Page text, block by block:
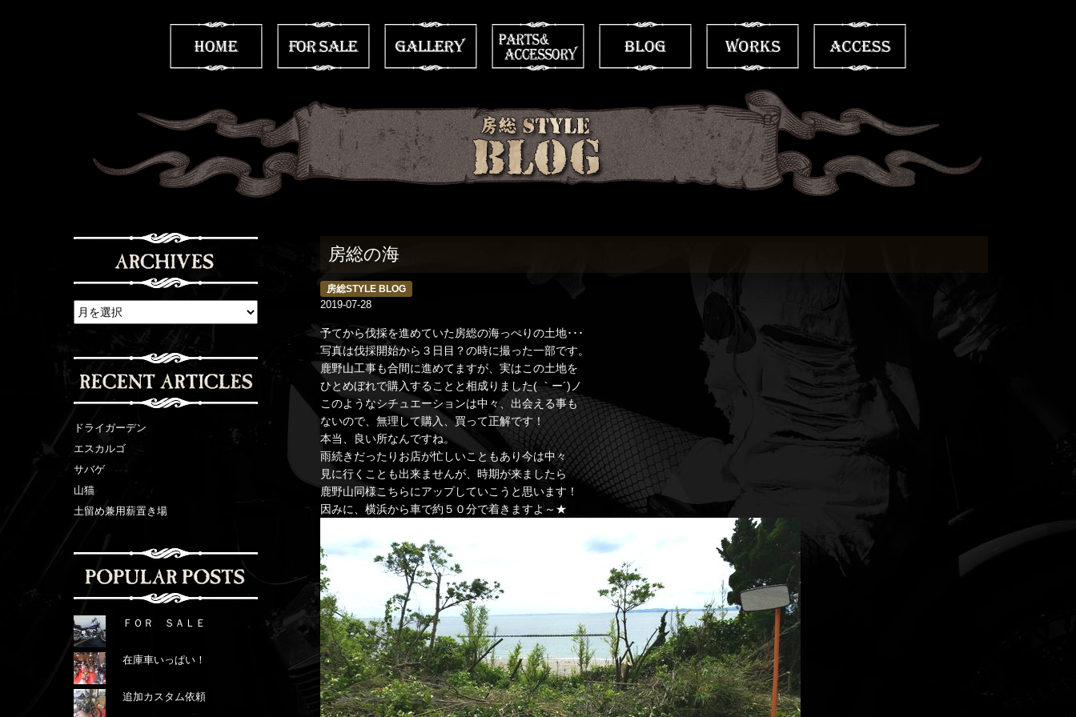
ドライガーデン
エスカルゴ
サバゲ
山猫
土留め兼用薪置き場
ＦＯＲ ＳＡＬＥ
在庫車いっぱい！
追加カスタム依頼
房総の海
房総STYLE BLOG
2019-07-28
予てから伐採を進めていた房総の海っぺりの土地･･･
写真は伐採開始から３日目？の時に撮った一部です。
鹿野山工事も合間に進めてますが、実はこの土地を
ひとめぼれで購入することと相成りました( ｀ー´)ノ
このようなシチュエーションは中々、出会える事も
ないので、無理して購入、買って正解です！
本当、良い所なんですね。
雨続きだったりお店が忙しいこともあり今は中々
見に行くことも出来ませんが、時期が来ましたら
鹿野山同様こちらにアップしていこうと思います！
因みに、横浜から車で約５０分で着きますよ～★